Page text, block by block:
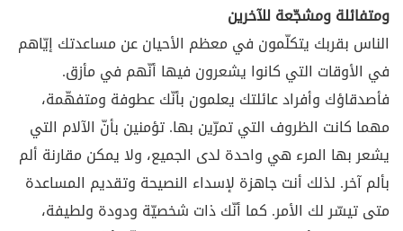
ومتفائلة ومشجّعة للآخرين
الناس بقربك يتكلّمون في معظم الأحيان عن مساعدتك إيّاهم
في الأوقات التي كانوا يشعرون فيها أنّهم في مأزق.
فأصدقاؤك وأفراد عائلتك يعلمون بأنّك عطوفة ومتفهّمة،
مهما كانت الظروف التي تمرّين بها. تؤمنين بأنّ الآلام التي
يشعر بها المرء هي واحدة لدى الجميع، ولا يمكن مقارنة ألم
بألم آخر. لذلك أنت جاهزة لإسداء النصيحة وتقديم المساعدة
متى تيسّر لك الأمر. كما أنّك ذات شخصيّة ودودة ولطيفة،